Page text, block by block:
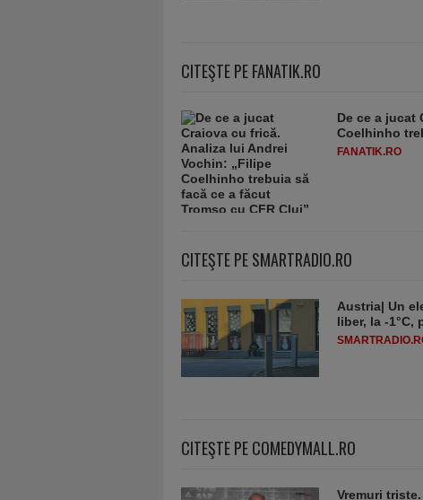
CITEŞTE PE FANATIK.RO
De ce a jucat
Coelhinho
FANATIK.RO
CITEŞTE PE SMARTRADIO.RO
Austria| Un
liber, la -1°C,
CITEŞTE PE COMEDYMALL.RO
Vremuri